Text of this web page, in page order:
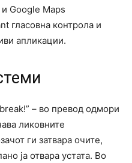
и Google Maps
гласовна контрола и
апликации.
– во превод одмори
ликовните
ги затвара очите,
ја отвара устата. Во